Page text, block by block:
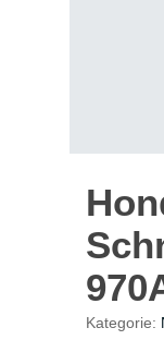
Kategorie: